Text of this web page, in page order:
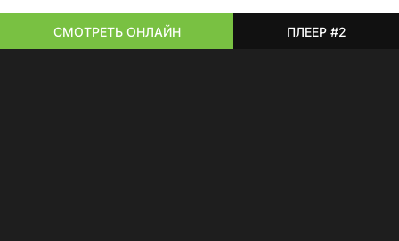
СМОТРЕТЬ ОНЛАЙН ПЛЕЕР #2